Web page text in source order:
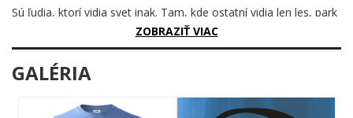
Sú ľudia, ktorí vidia svet inak. Tam, kde ostatní vidia len les, park
alebo zabudnutý múr, oni vidia príležitosť. Príležitosť nájsť niečo
skryté, zanechať stopu a zažiť ten neopísateľný pocit, keď
krabička konečne vyjde z úkrytu. Tento motív je pre nich. Pre
lovcov pokladov modernej doby, pre dobrodruhov s GPS v ruke
ZOBRAZIŤ VIAC
GALÉRIA